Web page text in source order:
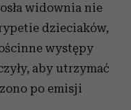
widownia nie
dzieciaków,
występy
aby utrzymać
po emisji